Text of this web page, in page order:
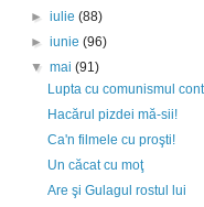
►iulie(88)
►iunie(96)
▼mai(91)
Lupta cu comunismul
Hacărul pizdei mă-sii!
Ca'n filmele cu proşti!
Un căcat cu moţ
Are şi Gulagul rostul lui